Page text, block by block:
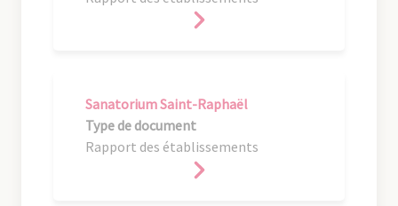
Sanatorium Saint-Raphaël
Type de document
Rapport des établissements